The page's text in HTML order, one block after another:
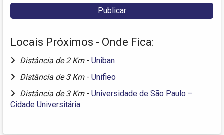
Locais Próximos - Onde Fica:
Distância de 2 Km - Uniban
Distância de 3 Km - Unifieo
Distância de 3 Km - Universidade de São Paulo –
Cidade Universitária